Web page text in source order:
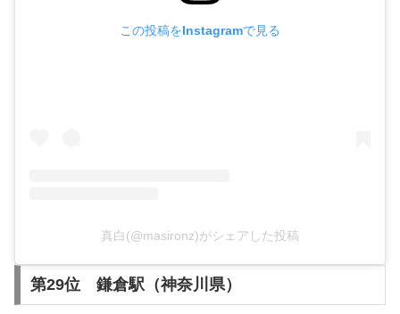
この投稿をInstagramで見る
真白(@masironz)がシェアした投稿
第29位 鎌倉駅（神奈川県）